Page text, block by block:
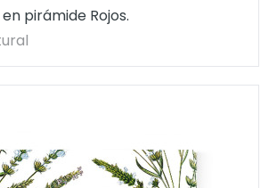
pirámide Rojos.